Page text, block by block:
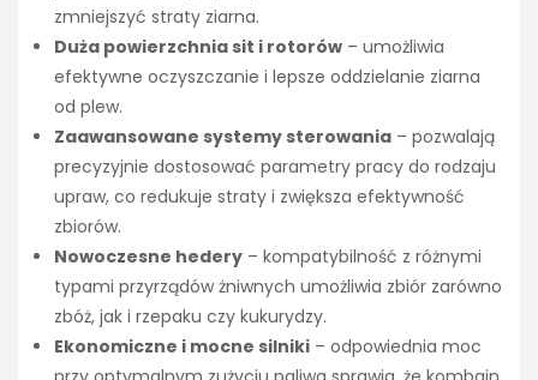
zmniejszyć straty ziarna.
Duża powierzchnia sit i rotorów – umożliwia
efektywne oczyszczanie i lepsze oddzielanie ziarna
od plew.
Zaawansowane systemy sterowania – pozwalają
precyzyjnie dostosować parametry pracy do rodzaju
upraw, co redukuje straty i zwiększa efektywność
zbiorów.
Nowoczesne hedery – kompatybilność z różnymi
typami przyrządów żniwnych umożliwia zbiór zarówno
zbóż, jak i rzepaku czy kukurydzy.
Ekonomiczne i mocne silniki – odpowiednia moc